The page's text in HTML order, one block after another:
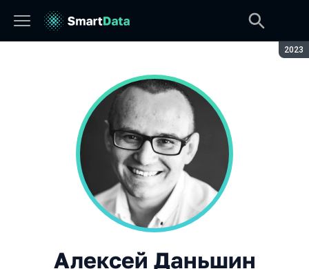
2023
Алексей Даньшин